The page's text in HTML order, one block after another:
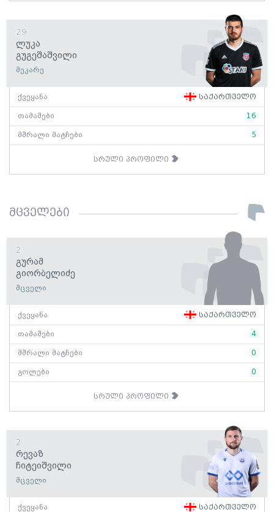
29
Ლუკა
Გუგეშაშვილი
მეკარე
ქვეყანა საქართველო
თამაშები 16
მშრალი მატჩები 5
სრული პროფილი
მცველები
2
Გურამ
Გიორბელიძე
მცველი
ქვეყანა საქართველო
თამაშები 4
მშრალი მატჩები 0
გოლები 0
სრული პროფილი
2
Რევაზ
Ჩიტეიშვილი
მცველი
ქვეყანა საქართველო